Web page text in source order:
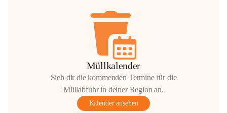
Müllkalender
Sieh dir die kommenden Termine für die
Müllabfuhr in deiner Region an.
Kalender ansehen